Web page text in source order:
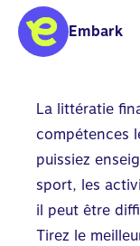
Embark
La littératie
compétences
puissiez
sport, les
il peut être
Tirez le